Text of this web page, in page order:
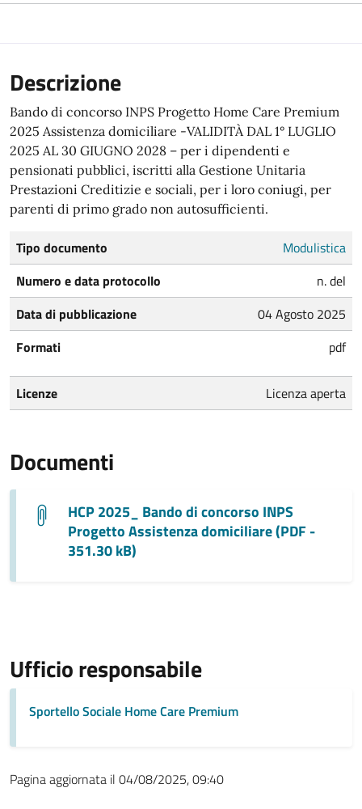
Descrizione
Bando di concorso INPS Progetto Home Care Premium
2025 Assistenza domiciliare -VALIDITÀ DAL 1° LUGLIO
2025 AL 30 GIUGNO 2028 – per i dipendenti e
pensionati pubblici, iscritti alla Gestione Unitaria
Prestazioni Creditizie e sociali, per i loro coniugi, per
parenti di primo grado non autosufficienti.
Tipo documento
Modulistica
Numero e data protocollo
n. del
Data di pubblicazione
04 Agosto 2025
Formati
pdf
Licenze Licenza aperta
Documenti
HCP 2025_ Bando di concorso INPS
Progetto Assistenza domiciliare (PDF -
351.30 kB)
Ufficio responsabile
Sportello Sociale Home Care Premium
Pagina aggiornata il 04/08/2025, 09:40